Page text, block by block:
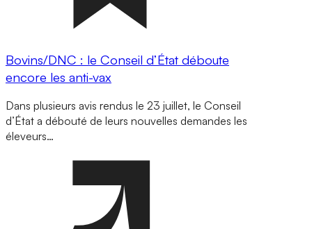
Bovins/DNC : le Conseil d’État déboute
encore les anti-vax
Dans plusieurs avis rendus le 23 juillet, le Conseil
d’État a débouté de leurs nouvelles demandes les
éleveurs…